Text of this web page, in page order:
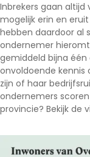
Inbrekers gaan altijd
mogelijk erin en
hebben daardoor al
ondernemer
gemiddeld bijna
onvoldoende kennis
zijn of haar
ondernemers
provincie? Bekijk de